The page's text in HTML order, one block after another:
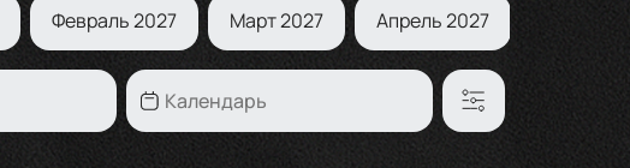
Февраль 2027 Март 2027 Апрель 2027